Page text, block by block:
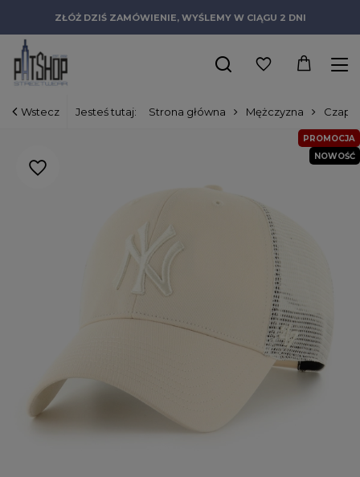
ZŁÓŻ DZIŚ ZAMÓWIENIE, WYŚLEMY W CIĄGU 2 DNI
Wstecz Jesteś tutaj: Strona główna Mężczyzna Czapki
PROMOCJA
NOWOŚĆ